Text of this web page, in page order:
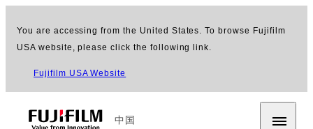
You are accessing from the United States. To browse Fujifilm
USA website, please click the following link.
Fujifilm USA Website
中国